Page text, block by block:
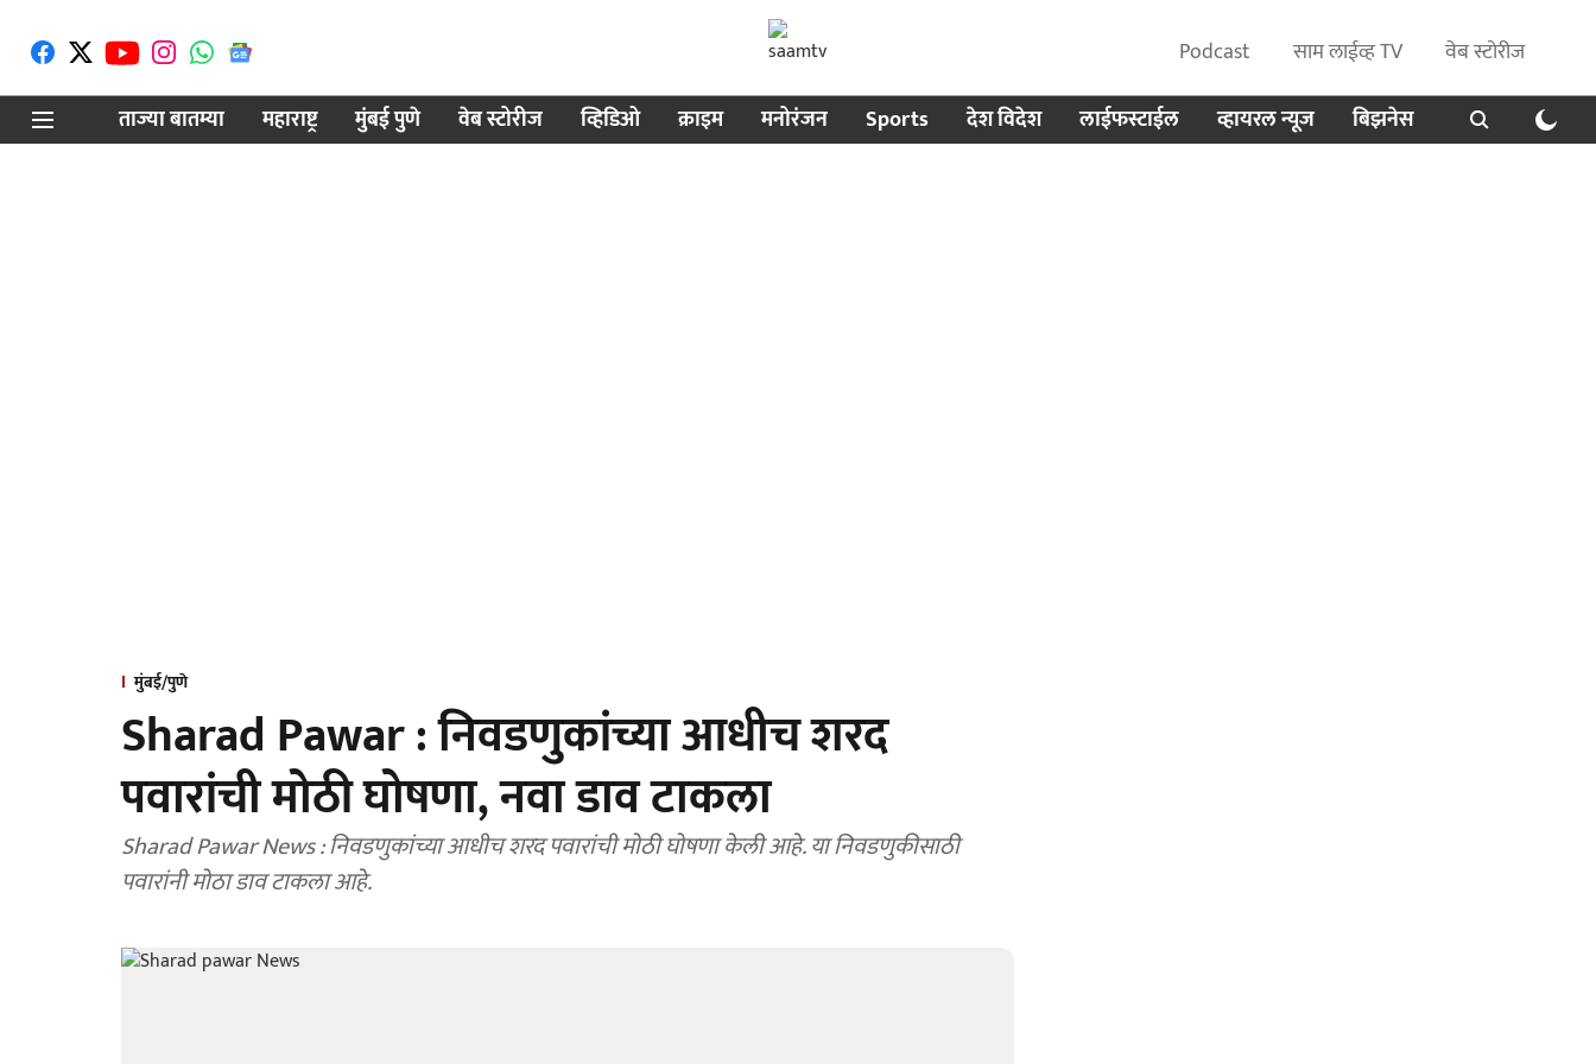
Podcast साम लाईव्ह TV
वेब स्टोरीज
ताज्या बातम्या
महाराष्ट्र मुंबई पुणे वेब स्टोरीज व्हिडिओ क्राइम मनोरंजन Sports देश विदेश लाईफस्टाईल व्हायरल न्यूज बिझनेस
मुंबई/पुणे
Sharad Pawar : निवडणुकांच्या आधीच शरद
पवारांची मोठी घोषणा, नवा डाव टाकला
Sharad Pawar News : निवडणुकांच्या आधीच शरद पवारांची मोठी घोषणा केली आहे. या निवडणुकीसाठी
पवारांनी मोठा डाव टाकला आहे.